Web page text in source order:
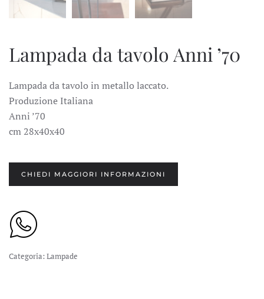
Lampada da tavolo Anni ’70
Lampada da tavolo in metallo laccato.
Produzione Italiana
Anni ’70
cm 28x40x40
CHIEDI MAGGIORI INFORMAZIONI
Categoria: Lampade